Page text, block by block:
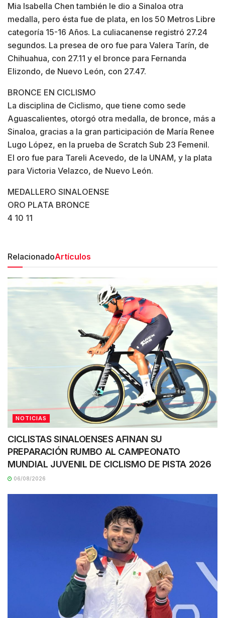
Mia Isabella Chen también le dio a Sinaloa otra
medalla, pero ésta fue de plata, en los 50 Metros Libre
categoría 15-16 Años. La culiacanense registró 27.24
segundos. La presea de oro fue para Valera Tarín, de
Chihuahua, con 27.11 y el bronce para Fernanda
Elizondo, de Nuevo León, con 27.47.
BRONCE EN CICLISMO
La disciplina de Ciclismo, que tiene como sede
Aguascalientes, otorgó otra medalla, de bronce, más a
Sinaloa, gracias a la gran participación de María Renee
Lugo López, en la prueba de Scratch Sub 23 Femenil.
El oro fue para Tareli Acevedo, de la UNAM, y la plata
para Victoria Velazco, de Nuevo León.
MEDALLERO SINALOENSE
ORO PLATA BRONCE
4 10 11
RelacionadoArtículos
NOTICIAS
CICLISTAS SINALOENSES AFINAN SU
PREPARACIÓN RUMBO AL CAMPEONATO
MUNDIAL JUVENIL DE CICLISMO DE PISTA 2026
06/08/2026